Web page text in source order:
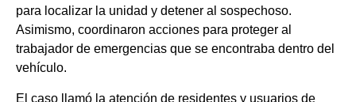
para localizar la unidad y detener al sospechoso.
Asimismo, coordinaron acciones para proteger al
trabajador de emergencias que se encontraba dentro del
vehículo.
El caso llamó la atención de residentes y usuarios de